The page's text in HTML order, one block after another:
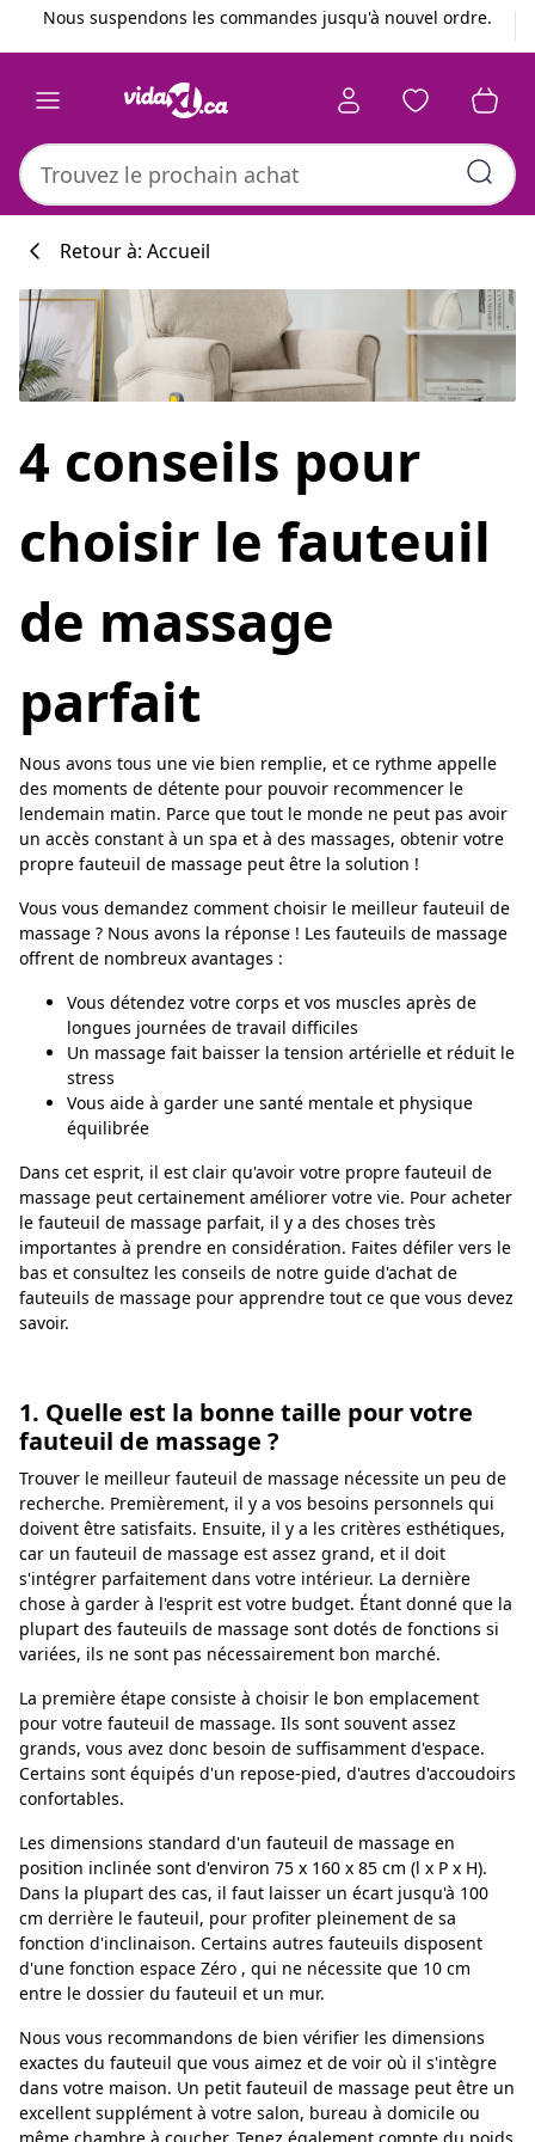
Précédent
Suivant
Nous suspendons les commandes jusqu'à nouvel ordre.
Retour à: Accueil
4 conseils pour
choisir le fauteuil
de massage
parfait
Nous avons tous une vie bien remplie, et ce rythme appelle
des moments de détente pour pouvoir recommencer le
lendemain matin. Parce que tout le monde ne peut pas avoir
un accès constant à un spa et à des massages, obtenir votre
propre fauteuil de massage peut être la solution !
Vous vous demandez comment choisir le meilleur fauteuil de
massage ? Nous avons la réponse ! Les fauteuils de massage
offrent de nombreux avantages :
Vous détendez votre corps et vos muscles après de
longues journées de travail difficiles
Un massage fait baisser la tension artérielle et réduit le
stress
Vous aide à garder une santé mentale et physique
équilibrée
Dans cet esprit, il est clair qu'avoir votre propre fauteuil de
massage peut certainement améliorer votre vie. Pour acheter
le fauteuil de massage parfait, il y a des choses très
importantes à prendre en considération. Faites défiler vers le
bas et consultez les conseils de notre guide d'achat de
fauteuils de massage pour apprendre tout ce que vous devez
savoir.
1. Quelle est la bonne taille pour votre
fauteuil de massage ?
Trouver le meilleur fauteuil de massage nécessite un peu de
recherche. Premièrement, il y a vos besoins personnels qui
doivent être satisfaits. Ensuite, il y a les critères esthétiques,
car un fauteuil de massage est assez grand, et il doit
s'intégrer parfaitement dans votre intérieur. La dernière
chose à garder à l'esprit est votre budget. Étant donné que la
plupart des fauteuils de massage sont dotés de fonctions si
variées, ils ne sont pas nécessairement bon marché.
La première étape consiste à choisir le bon emplacement
pour votre fauteuil de massage. Ils sont souvent assez
grands, vous avez donc besoin de suffisamment d'espace.
Certains sont équipés d'un repose-pied, d'autres d'accoudoirs
confortables.
Les dimensions standard d'un fauteuil de massage en
position inclinée sont d'environ 75 x 160 x 85 cm (l x P x H).
Dans la plupart des cas, il faut laisser un écart jusqu'à 100
cm derrière le fauteuil, pour profiter pleinement de sa
fonction d'inclinaison. Certains autres fauteuils disposent
d'une fonction espace Zéro , qui ne nécessite que 10 cm
entre le dossier du fauteuil et un mur.
Nous vous recommandons de bien vérifier les dimensions
exactes du fauteuil que vous aimez et de voir où il s'intègre
dans votre maison. Un petit fauteuil de massage peut être un
excellent supplément à votre salon, bureau à domicile ou